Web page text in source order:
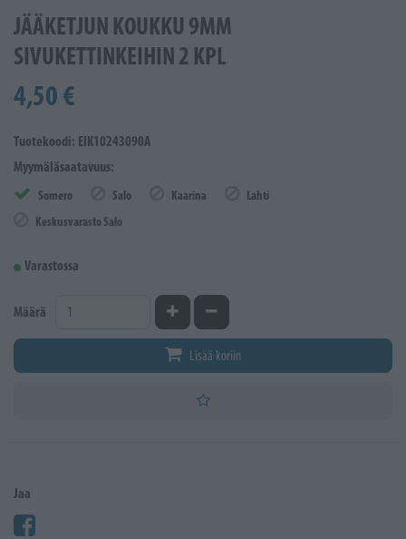
JÄÄKETJUN KOUKKU 9MM
SIVUKETTINKEIHIN 2 KPL
4,50 €
Tuotekoodi: EIK10243090A
Myymäläsaatavuus:
Somero Salo Kaarina
Lahti
Keskusvarasto Salo
Varastossa
Määrä Kasvata määrääVähennä määrää
Lisää koriin
Jaa